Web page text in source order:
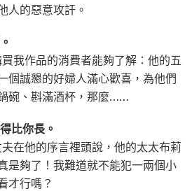
人的惡意攻訐。
買我作品的消費者能夠了解：他的五
個誠懇的好婦人滿心歡喜，為他們
碗、斟滿酒杯，那麼……
比你長。
夫在他的序言裡頭說，他的太太布莉
是夠了！我難道就不能犯一兩個小
才行嗎？